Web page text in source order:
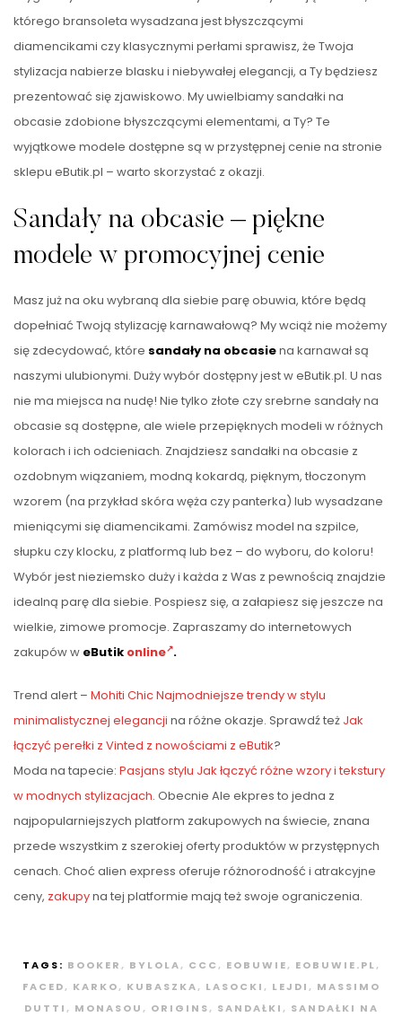
którego bransoleta wysadzana jest błyszczącymi
diamencikami czy klasycznymi perłami sprawisz, że Twoja
stylizacja nabierze blasku i niebywałej elegancji, a Ty będziesz
prezentować się zjawiskowo. My uwielbiamy sandałki na
obcasie zdobione błyszczącymi elementami, a Ty? Te
wyjątkowe modele dostępne są w przystępnej cenie na stronie
sklepu eButik.pl – warto skorzystać z okazji.
Sandały na obcasie – piękne
modele w promocyjnej cenie
Masz już na oku wybraną dla siebie parę obuwia, które będą
dopełniać Twoją stylizację karnawałową? My wciąż nie możemy
się zdecydować, które sandały na obcasiena karnawał są
naszymi ulubionymi. Duży wybór dostępny jest w eButik.pl. U nas
nie ma miejsca na nudę! Nie tylko złote czy srebrne sandały na
obcasie są dostępne, ale wiele przepięknych modeli w różnych
kolorach i ich odcieniach. Znajdziesz sandałki na obcasie z
ozdobnym wiązaniem, modną kokardą, pięknym, tłoczonym
wzorem (na przykład skóra węża czy panterka) lub wysadzane
mieniącymi się diamencikami. Zamówisz model na szpilce,
słupku czy klocku, z platformą lub bez – do wyboru, do koloru!
Wybór jest nieziemsko duży i każda z Was z pewnością znajdzie
idealną parę dla siebie. Pospiesz się, a załapiesz się jeszcze na
wielkie, zimowe promocje. Zapraszamy do internetowych
zakupów w eButik online .
Trend alert – Mohiti Chic Najmodniejsze trendy w stylu
minimalistycznej elegancji na różne okazje. Sprawdź też Jak
łączyć perełki z Vinted z nowościami z eButik?
Moda na tapecie: Pasjans stylu Jak łączyć różne wzory i tekstury
w modnych stylizacjach. Obecnie Ale ekpres to jedna z
najpopularniejszych platform zakupowych na świecie, znana
przede wszystkim z szerokiej oferty produktów w przystępnych
cenach. Choć alien express oferuje różnorodność i atrakcyjne
ceny, zakupyna tej platformie mają też swoje ograniczenia.
TAGS: BOOKER, BYLOLA, CCC, EOBUWIE, EOBUWIE.PL,
FACED, KARKO, KUBASZKA, LASOCKI, LEJDI, MASSIMO
DUTTI, MONASOU, ORIGINS, SANDAŁKI, SANDAŁKI NA